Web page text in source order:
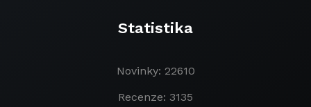
Statistika
Novinky: 22610
Recenze: 3135